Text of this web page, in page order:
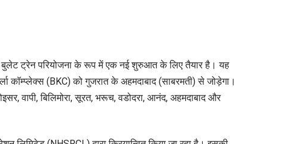
Train
कब
चलेगी?
ट्रेन परियोजना के रूप में एक नई शुरुआत के लिए तैयार है। यह
कॉम्प्लेक्स (BKC) को गुजरात के अहमदाबाद (साबरमती) से जोड़ेगा।
वापी, बिलिमोरा, सूरत, भरूच, वडोदरा, आनंद, अहमदाबाद और